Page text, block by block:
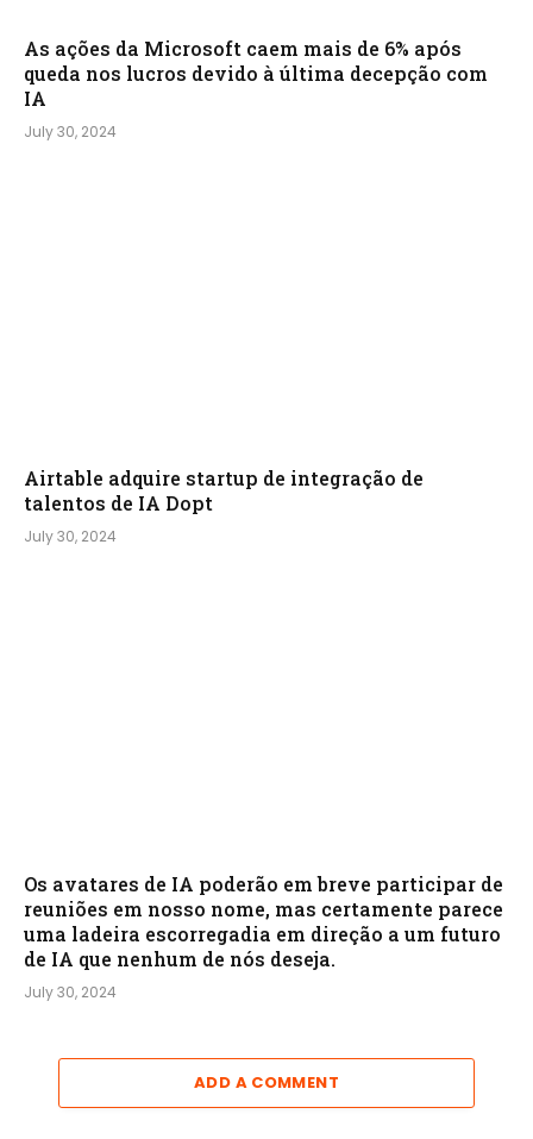
As ações da Microsoft caem mais de 6% após
queda nos lucros devido à última decepção com
IA
July 30, 2024
Airtable adquire startup de integração de
talentos de IA Dopt
July 30, 2024
Os avatares de IA poderão em breve participar de
reuniões em nosso nome, mas certamente parece
uma ladeira escorregadia em direção a um futuro
de IA que nenhum de nós deseja.
July 30, 2024
ADD A COMMENT